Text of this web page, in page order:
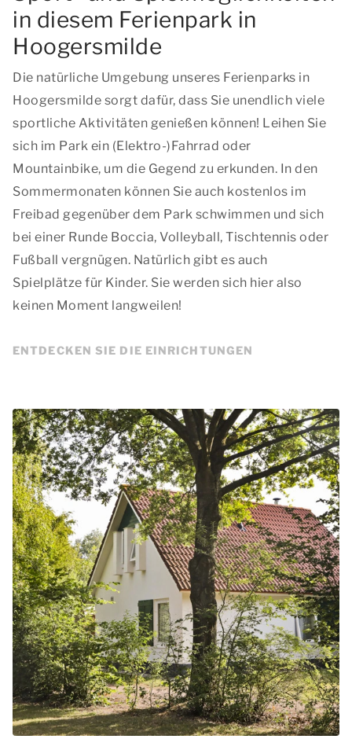
in diesem Ferienpark in
Hoogersmilde
Die natürliche Umgebung unseres Ferienparks in
Hoogersmilde sorgt dafür, dass Sie unendlich viele
sportliche Aktivitäten genießen können! Leihen Sie
sich im Park ein (Elektro-)Fahrrad oder
Mountainbike, um die Gegend zu erkunden. In den
Sommermonaten können Sie auch kostenlos im
Freibad gegenüber dem Park schwimmen und sich
bei einer Runde Boccia, Volleyball, Tischtennis oder
Fußball vergnügen. Natürlich gibt es auch
Spielplätze für Kinder. Sie werden sich hier also
keinen Moment langweilen!
ENTDECKEN SIE DIE EINRICHTUNGEN